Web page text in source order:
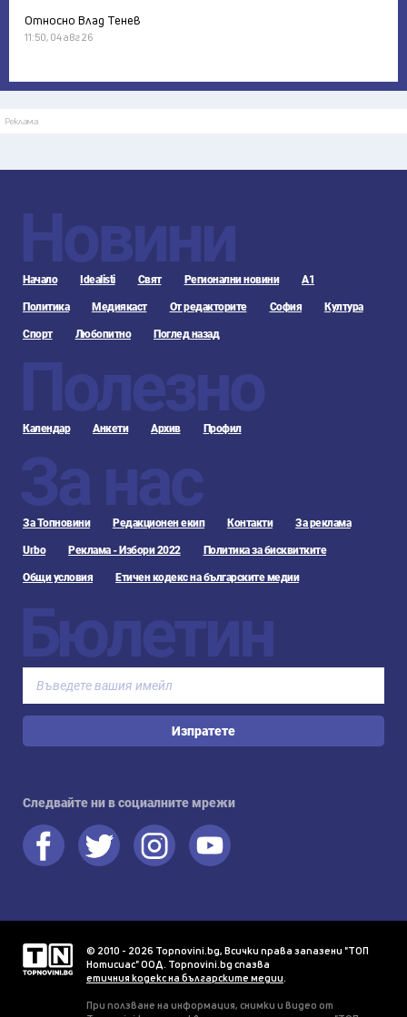
Относно Влад Тенев
11:50, 04 авг 26
Реклама
Новини
Начало Idealisti Свят Регионални новини А1
Политика Медиякаст От редакторите София Култура
Спорт Любопитно Поглед назад
Полезно
Календар Анкети Архив Профил
За нас
За Топновини Редакционен екип Контакти За реклама
Urbo Реклама - Избори 2022 Политика за бисквитките
Общи условия Етичен кодекс на българските медии
Бюлетин
Изпратете
Следвайте ни в социалните мрежи
© 2010 - 2026 Topnovini.bg, Всички права запазени "ТОП
Нотисиас" ООД. Topnovini.bg спазва
етичния кодекс на българските медии.
При ползване на информация, снимки и видео от